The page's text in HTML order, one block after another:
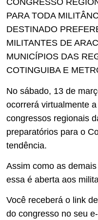
CONGRESSO
PARA TODA
DESTINADO
MILITANTES DE
MUNICÍPIOS DAS
COTINGUIBA E
No sábado, 13 de
ocorrerá virtualmente
congressos regionais
preparatórios para o
tendência.
Assim como as
essa é aberta aos
Você receberá o link
do congresso no seu